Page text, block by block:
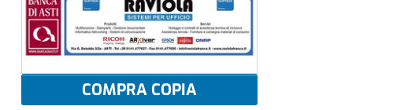
COMPRA COPIA